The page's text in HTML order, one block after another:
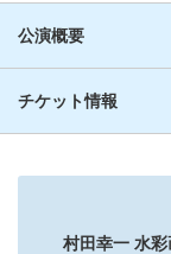
公演概要
チケット情報
村田幸一 水